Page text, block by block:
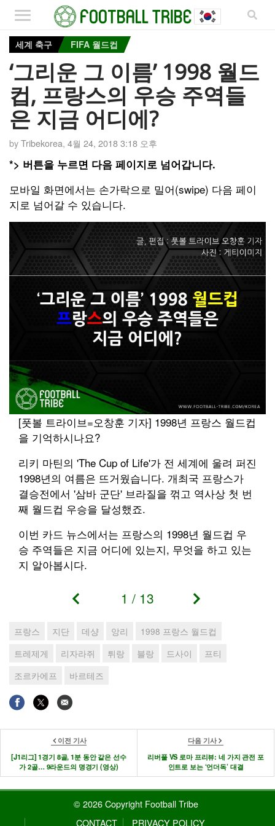
세계 축구 FIFA 월드컵
‘그리운 그 이름’ 1998 월드
컵, 프랑스의 우승 주역들
은 지금 어디에?
byTribekorea, 4월 24, 2018 3:18 오후
*> 버튼을 누르면 다음 페이지로 넘어갑니다.
모바일 화면에서는 손가락으로 밀어(swipe) 다음 페이
지로 넘어갈 수 있습니다.
[풋볼 트라이브=오창훈 기자] 1998년 프랑스 월드컵
을 기억하시나요?
리키 마틴의 'The Cup of Life'가 전 세계에 울려 퍼진
1998년의 여름은 뜨거웠습니다. 개최국 프랑스가
결승전에서 '삼바 군단' 브라질을 꺾고 역사상 첫 번
째 월드컵 우승을 달성했죠.
이번 카드 뉴스에서는 프랑스의 1998년 월드컵 우
승 주역들은 지금 어디에 있는지, 무엇을 하고 있는
지 알아봅시다.
1 / 13
프랑스 지단 데샹 앙리
1998 프랑스 월드컵
트레제게
리자라쥐 튀랑 블랑 드사이
프티
조르카에프
바르테즈
이전 기사
[J1리그] 1경기 8골, 1분 동안 같은 선수
가 2골… 9라운드의 명경기 (영상)
다음 기사
리버풀 VS 로마 프리뷰: 네 가지 관전 포
인트로 보는 ‘언더독’ 대결
© 2026 Copyright Football Tribe
CONTACT
PRIVACY POLICY